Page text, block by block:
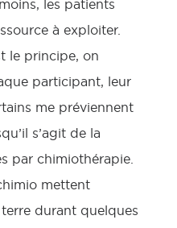
les patients
à exploiter.
le principe, on
participant, leur
me préviennent
s’agit de la
par chimiothérapie.
mettent
durant quelques